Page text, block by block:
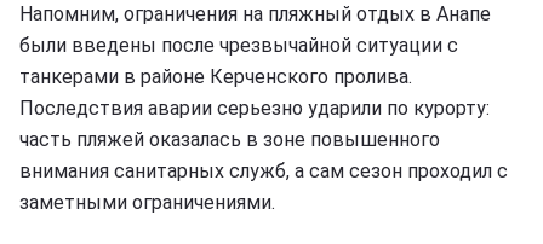
Напомним, ограничения на пляжный отдых в Анапе
были введены после чрезвычайной ситуации с
танкерами в районе Керченского пролива.
Последствия аварии серьезно ударили по курорту:
часть пляжей оказалась в зоне повышенного
внимания санитарных служб, а сам сезон проходил с
заметными ограничениями.